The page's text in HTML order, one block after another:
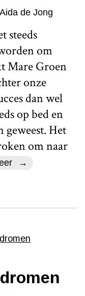
Aida de Jong
steeds
om
Mare Groen
onze
dan wel
op bed en
geweest. Het
om naar